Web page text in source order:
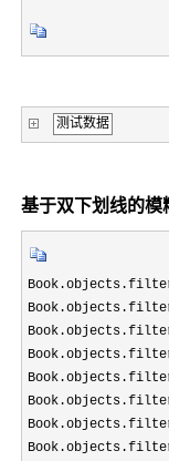
测试数据
基于双下划线的